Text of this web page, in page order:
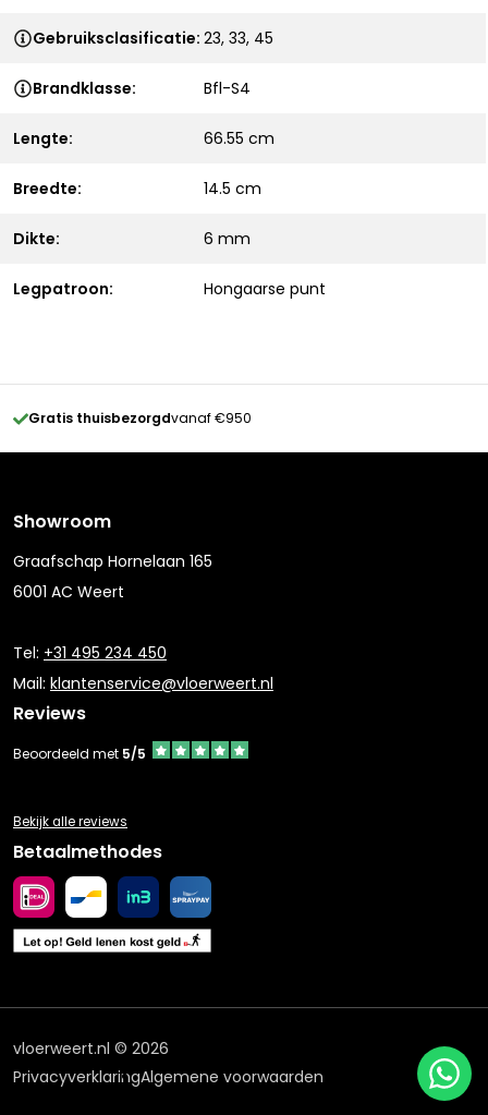
Gebruiksclasificatie: 23, 33, 45
Brandklasse: Bfl-S4
Lengte: 66.55 cm
Breedte: 14.5 cm
Dikte: 6 mm
Legpatroon: Hongaarse punt
Gratis thuisbezorgdvanaf €950
Showroom
Graafschap Hornelaan 165
6001 AC Weert
Tel: +31 495 234 450
Mail: klantenservice@vloerweert.nl
Reviews
Beoordeeld met 5/5
Bekijk alle reviews
Betaalmethodes
vloerweert.nl © 2026
PrivacyverklaringAlgemene voorwaarden